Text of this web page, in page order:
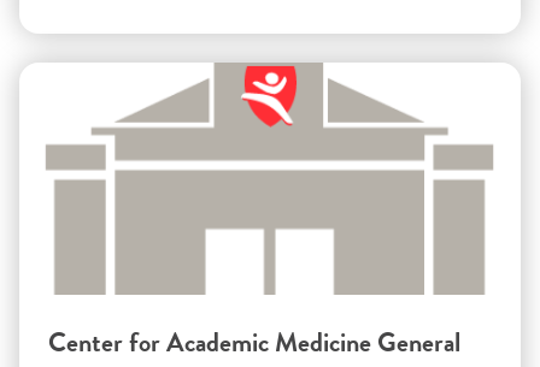
Center for Academic Medicine General